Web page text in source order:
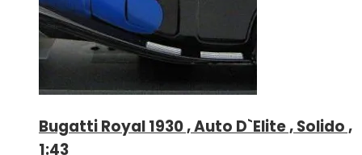
Bugatti Royal 1930 , Auto D`Elite , Solido ,
1:43